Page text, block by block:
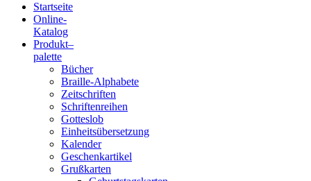
Blindenschrift-
Verlag
Druckerei
gGmbH
Startseite
Online-
Katalog
Produkt–
palette
Bücher
Braille-Alphabete
Zeitschriften
Schriftenreihen
Gotteslob
Einheitsübersetzung
Kalender
Geschenkartikel
Grußkarten